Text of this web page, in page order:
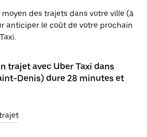
des trajets dans votre ville (à
anticiper le coût de votre prochain
trajet avec Uber Taxi dans
Denis) dure 28 minutes et